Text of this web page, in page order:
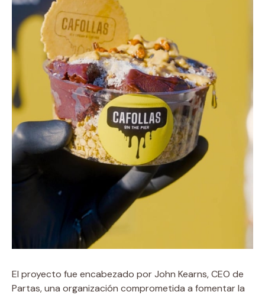
El proyecto fue encabezado por John Kearns, CEO de
Partas, una organización comprometida a fomentar la